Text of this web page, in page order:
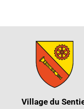
Village du